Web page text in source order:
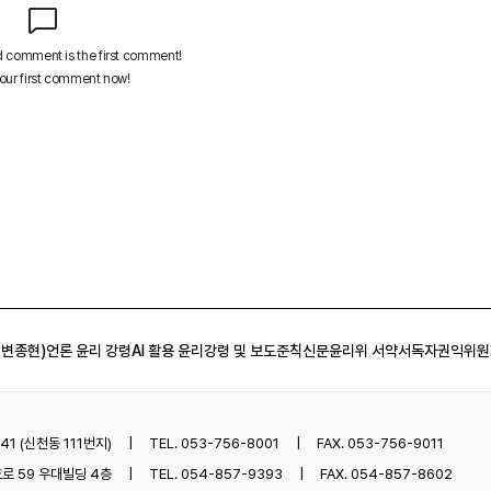
종현)언론 윤리 강령AI 활용 윤리강령 및 보도준칙신문윤리위 서약서독자권익위
(신천동 111번지) TEL. 053-756-8001
FAX. 053-756-9011
로 59 우대빌딩 4층
TEL. 054-857-9393 FAX. 054-857-8602